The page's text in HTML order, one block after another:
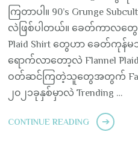
ကြတာပါ။ 90’s Grunge
လဲဖြစ်ပါတယ်။ ခေတ်ကာလတွေက
Plaid Shirt တွေဟာ ခေတ်ကုန်
ရောက်လာတော့လဲ Flannel
ဝတ်ဆင်ကြတဲ့သူတွေအတွက်
၂၀၂၁ခုနှစ်မှာလဲ Trending …
CONTINUE READING